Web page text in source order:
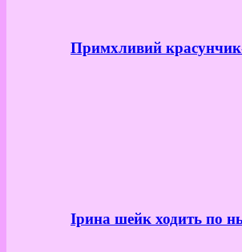
Примхливий
Ірина шейк ходить по